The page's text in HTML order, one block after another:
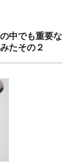
中でも重要な
たその２